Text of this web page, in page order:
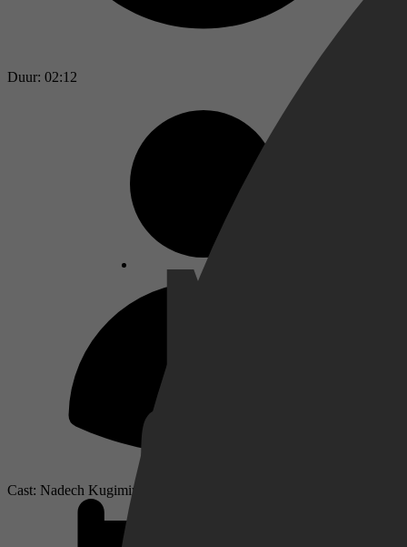
Duur: 02:12
Cast: Nadech Kugimiya, Pittaya Saechua, Chaiwat Thongsaeng